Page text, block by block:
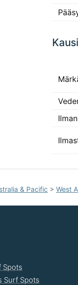
& Pacific > West
Spots
Surf Spots